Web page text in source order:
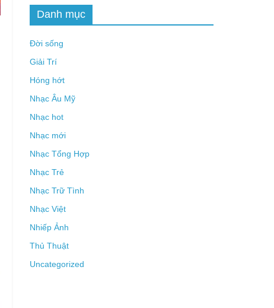
Danh mục
Đời sống
Giải Trí
Hóng hớt
Nhạc Âu Mỹ
Nhạc hot
Nhạc mới
Nhạc Tổng Hợp
Nhạc Trẻ
Nhạc Trữ Tình
Nhạc Việt
Nhiếp Ảnh
Thủ Thuật
Uncategorized